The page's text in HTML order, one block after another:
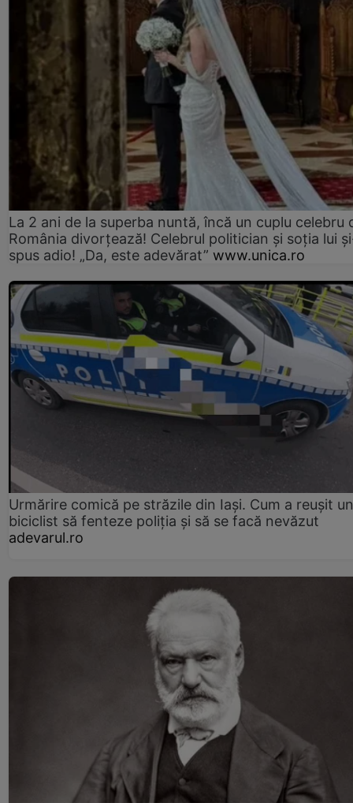
La 2 ani de la superba nuntă, încă un cuplu celebru
România divorțează! Celebrul politician și soția lui
spus adio! „Da, este adevărat” www.unica.ro
Urmărire comică pe străzile din Iași. Cum a reușit un
biciclist să fenteze poliția și să se facă nevăzut
adevarul.ro